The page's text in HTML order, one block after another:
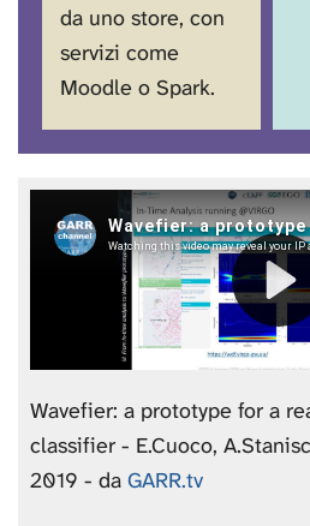
da uno store, con
servizi come
Moodle o Spark.
Wavefier: a prototype for a
classifier - E.Cuoco,
2019 - da GARR.tv